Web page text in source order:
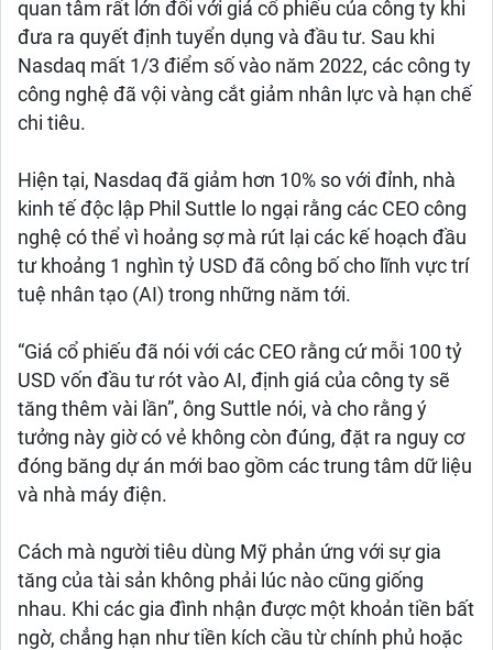
quan tâm rất lớn đối với giá cổ phiếu của công ty khi
đưa ra quyết định tuyển dụng và đầu tư. Sau khi
Nasdaq mất 1/3 điểm số vào năm 2022, các công ty
công nghệ đã vội vàng cắt giảm nhân lực và hạn chế
chi tiêu.
Hiện tại, Nasdaq đã giảm hơn 10% so với đỉnh, nhà
kinh tế độc lập Phil Suttle lo ngại rằng các CEO công
nghệ có thể vì hoảng sợ mà rút lại các kế hoạch đầu
tư khoảng 1 nghìn tỷ USD đã công bố cho lĩnh vực trí
tuệ nhân tạo (AI) trong những năm tới.
“Giá cổ phiếu đã nói với các CEO rằng cứ mỗi 100 tỷ
USD vốn đầu tư rót vào AI, định giá của công ty sẽ
tăng thêm vài lần”, ông Suttle nói, và cho rằng ý
tưởng này giờ có vẻ không còn đúng, đặt ra nguy cơ
đóng băng dự án mới bao gồm các trung tâm dữ liệu
và nhà máy điện.
Cách mà người tiêu dùng Mỹ phản ứng với sự gia
tăng của tài sản không phải lúc nào cũng giống
nhau. Khi các gia đình nhận được một khoản tiền bất
ngờ, chẳng hạn như tiền kích cầu từ chính phủ hoặc